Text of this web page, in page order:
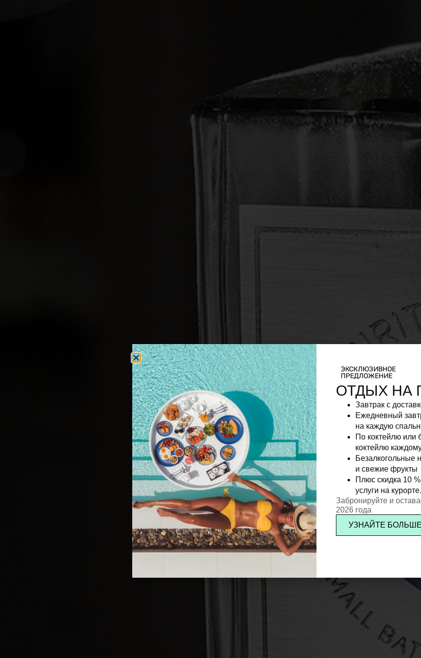
ЭКСКЛЮЗИВНОЕ
ПРЕДЛОЖЕНИЕ
ОТДЫХ НА
Завтрак с
Ежедневный
на каждую
По коктейлю или
коктейлю
Безалкогольные
и свежие фрукты
Плюс скидка 10
услуги на курорте.
Забронируйте и
2026 года
УЗНАЙТЕ БОЛЬШЕ